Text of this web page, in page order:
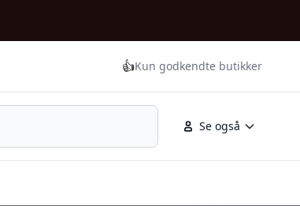
👍Kun godkendte butikker
Se også